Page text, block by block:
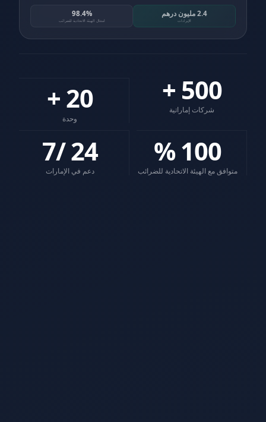
2.4 مليون درهم
الإيرادات
98.4%
امتثال الهيئة الاتحادية للضرائب
500
+
شركات إماراتية 20
+
وحدة
100
%
متوافق مع الهيئة الاتحادية للضرائب
24
/7
دعم في الإمارات